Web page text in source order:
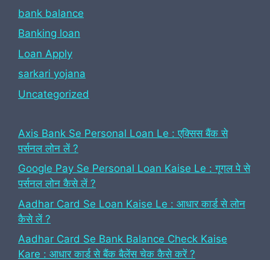
bank balance
Banking loan
Loan Apply
sarkari yojana
Uncategorized
Axis Bank Se Personal Loan Le : एक्सिस बैंक से
पर्सनल लोन लें ?
Google Pay Se Personal Loan Kaise Le : गूगल पे से
पर्सनल लोन कैसे लें ?
Aadhar Card Se Loan Kaise Le : आधार कार्ड से लोन
कैसे लें ?
Aadhar Card Se Bank Balance Check Kaise
Kare : आधार कार्ड से बैंक बैलेंस चेक कैसे करें ?